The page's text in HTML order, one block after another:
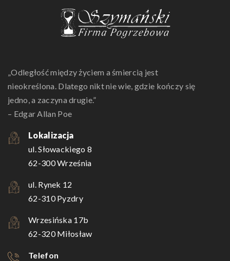
„Odległość między życiem a śmiercią jest
nieokreślona. Dlatego nikt nie wie, gdzie kończy się
jedno, a zaczyna drugie.”
– Edgar Allan Poe
Lokalizacja
ul. Słowackiego 8
62-300 Września
ul. Rynek 12
62-310 Pyzdry
Wrzesińska 17b
62-320 Miłosław
Telefon